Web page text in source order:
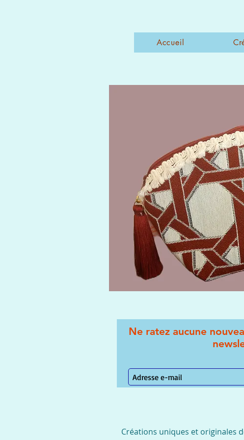
Accueil
Ne ratez aucune
Créations uniques et originales